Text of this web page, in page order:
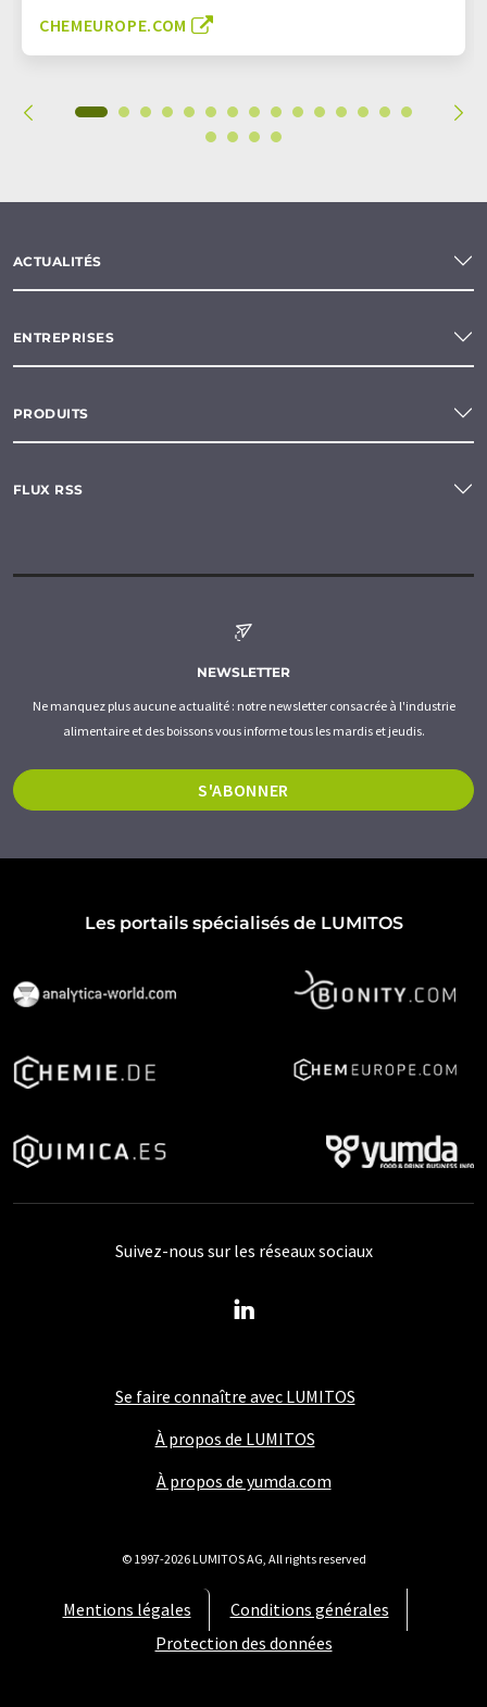
CHEMEUROPE.COM
ACTUALITÉS
ENTREPRISES
PRODUITS
FLUX RSS
NEWSLETTER
Ne manquez plus aucune actualité : notre newsletter consacrée à l'industrie
alimentaire et des boissons vous informe tous les mardis et jeudis.
S'ABONNER
Les portails spécialisés de LUMITOS
Se faire connaître avec LUMITOS
À propos de LUMITOS
À propos de yumda.com
Mentions légales
Conditions générales
Protection des données
Suivez-nous sur les réseaux sociaux
© 1997-2026 LUMITOS AG, All rights reserved